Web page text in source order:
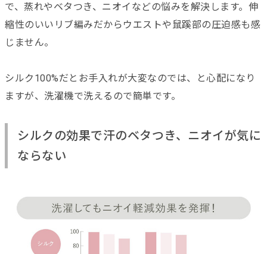
で、蒸れやベタつき、ニオイなどの悩みを解決します。伸
縮性のいいリブ編みだからウエストや鼠蹊部の圧迫感も感
じません。
シルク100%だとお手入れが大変なのでは、と心配になり
ますが、洗濯機で洗えるので簡単です。
シルクの効果で汗のベタつき、ニオイが気に
ならない